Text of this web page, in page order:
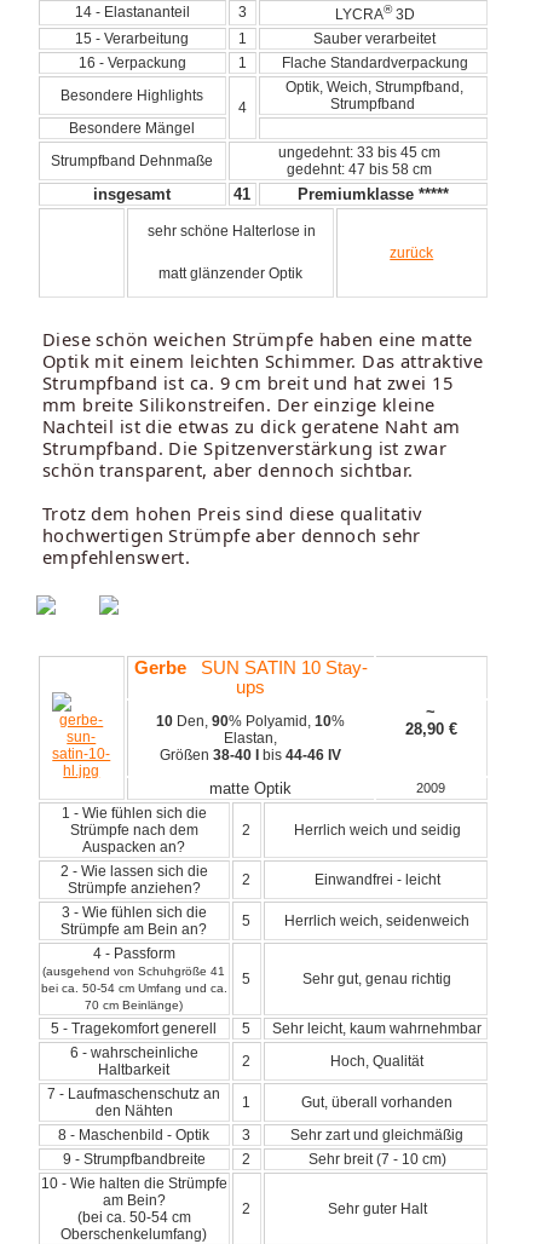
14 - Elastananteil
3 LYCRA®3D
15 - Verarbeitung
1
Sauber verarbeitet
16 - Verpackung
1
Flache Standardverpackung
Besondere Highlights
4
Optik, Weich, Strumpfband,
Strumpfband
Besondere Mängel
Strumpfband Dehnmaße
ungedehnt: 33 bis 45 cm
gedehnt: 47 bis 58 cm
insgesamt 41 Premiumklasse *****
sehr schöne Halterlose in
matt glänzender Optik
zurück
Diese schön weichen Strümpfe haben eine matte
Optik mit einem leichten Schimmer. Das attraktive
Strumpfband ist ca. 9 cm breit und hat zwei 15
mm breite Silikonstreifen. Der einzige kleine
Nachteil ist die etwas zu dick geratene Naht am
Strumpfband. Die Spitzenverstärkung ist zwar
schön transparent, aber dennoch sichtbar.
Trotz dem hohen Preis sind diese qualitativ
hochwertigen Strümpfe aber dennoch sehr
empfehlenswert.
GerbeSUN SATIN 10 Stay-
ups
10 Den,90% Polyamid,10%
Elastan,
Größen38-40 I bis44-46 IV
~
28,90€
matte Optik 2009
1 - Wie fühlen sich die
Strümpfe nach dem
Auspacken an?
2 Herrlich weich und seidig
2 - Wie lassen sich die
Strümpfe anziehen?
2
Einwandfrei - leicht
3 - Wie fühlen sich die
Strümpfe am Bein an?
5
Herrlich weich, seidenweich
4 - Passform
(ausgehend von Schuhgröße 41
bei ca. 50-54 cm Umfang und ca.
70 cm Beinlänge)
5 Sehr gut, genau richtig
5 - Tragekomfort generell 5
Sehr leicht, kaum wahrnehmbar
6 - wahrscheinliche
Haltbarkeit
2
Hoch, Qualität
7 - Laufmaschenschutz an
den Nähten
1
Gut, überall vorhanden
8 - Maschenbild - Optik
3
Sehr zart und gleichmäßig
9 - Strumpfbandbreite
2
Sehr breit (7 - 10 cm)
10 - Wie halten die Strümpfe
am Bein?
(bei ca. 50-54 cm
Oberschenkelumfang)
2 Sehr guter Halt